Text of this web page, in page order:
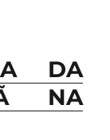
DA
NA